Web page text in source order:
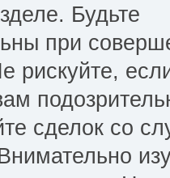
Будьте
при
рискуйте,
сделок со